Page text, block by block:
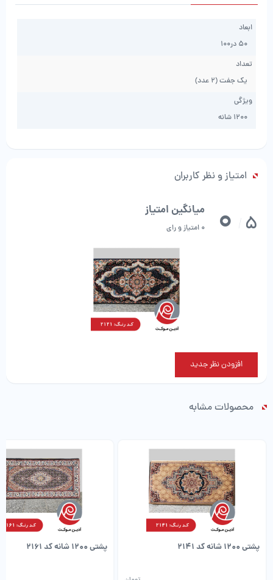
ابعاد
۵۰ در۱۰۰
تعداد
یک جفت (2 عدد)
ویژگی
1200 شانه
امتیاز و نظر کاربران
5
0 میانگین امتیاز
0 امتیاز و رای
افزودن نظر جدید
محصولات مشابه
پشتی 1200 شانه کد 2141 پشتی 1200 شانه کد 2161